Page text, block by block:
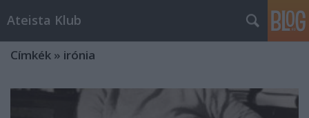
Ateista Klub
Címkék » irónia